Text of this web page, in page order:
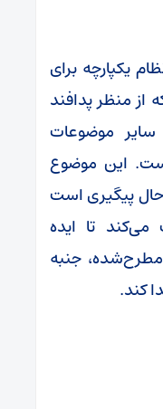
یکپارچه برای
منظر پدافند
سایر موضوعات
این موضوع
پیگیری است
تا ایده‌
جنبه‌
کند.